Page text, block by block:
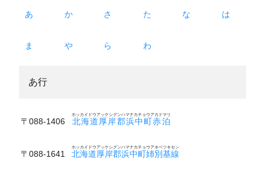
あ か さ た な は
ま や ら わ
あ行
〒088-1406 北海道厚岸郡浜中町赤泊
ホッカイドウアッケシグンハマナカチョウアカドマリ
〒088-1641 北海道厚岸郡浜中町姉別基線
ホッカイドウアッケシグンハマナカチョウアネベツキセン